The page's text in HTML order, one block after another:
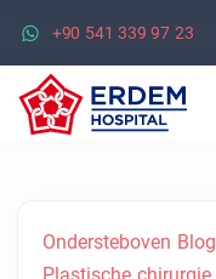
+90 541 339 97 23
Ondersteboven Blog